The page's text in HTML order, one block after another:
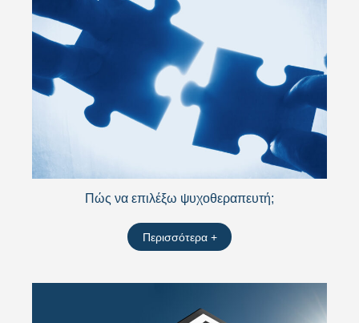
Πώς να επιλέξω ψυχοθεραπευτή;
Περισσότερα +